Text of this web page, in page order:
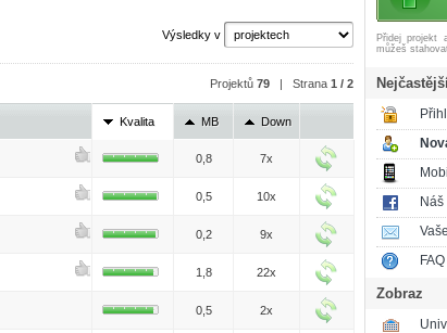
Výsledky v
Projektů 79 | Strana 1 / 2
Kvalita MB Down
0,8 7x
0,5 10x
0,2 9x
1,8 22x
0,5 2x
Přidej projekt
můžeš
Nejčastější
Zobraz